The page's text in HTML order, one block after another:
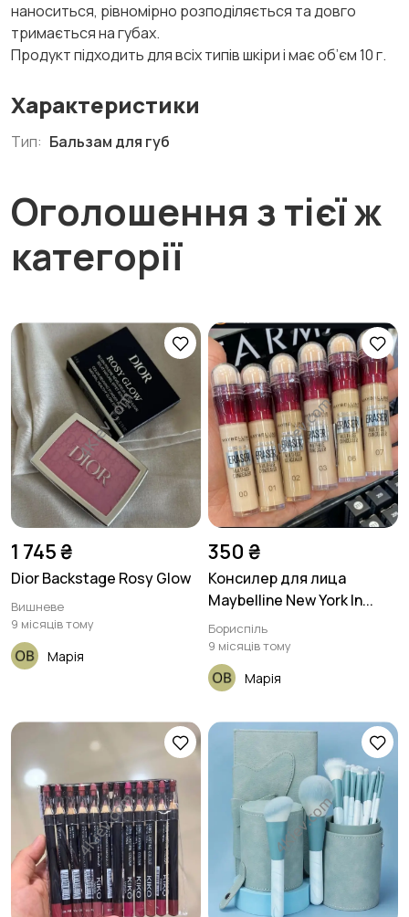
наноситься, рівномірно розподіляється та довго
тримається на губах.
Продукт підходить для всіх типів шкіри і має об’єм 10 г.
Характеристики
Тип: Бальзам для губ
Оголошення з тієї ж
категорії
1 745 ₴
Dior Backstage Rosy Glow
Вишневе
9 місяців тому
Марія
350 ₴
Консилер для лица
Maybelline New York In...
Бориспіль
9 місяців тому
Марія